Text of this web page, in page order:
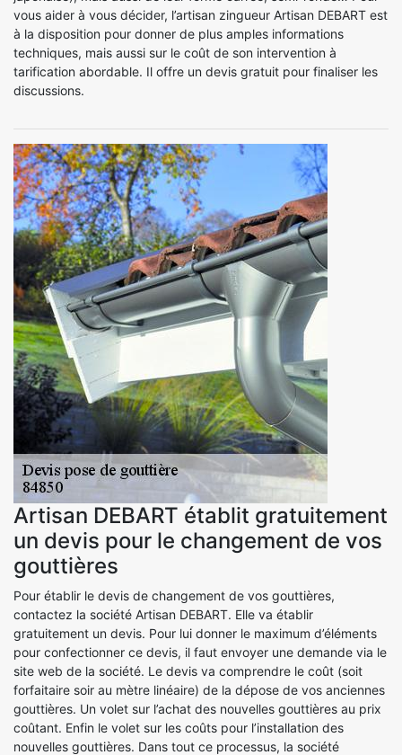
vous aider à vous décider, l’artisan zingueur Artisan DEBART est
à la disposition pour donner de plus amples informations
techniques, mais aussi sur le coût de son intervention à
tarification abordable. Il offre un devis gratuit pour finaliser les
discussions.
Artisan DEBART établit gratuitement
un devis pour le changement de vos
gouttières
Pour établir le devis de changement de vos gouttières,
contactez la société Artisan DEBART. Elle va établir
gratuitement un devis. Pour lui donner le maximum d’éléments
pour confectionner ce devis, il faut envoyer une demande via le
site web de la société. Le devis va comprendre le coût (soit
forfaitaire soir au mètre linéaire) de la dépose de vos anciennes
gouttières. Un volet sur l’achat des nouvelles gouttières au prix
coûtant. Enfin le volet sur les coûts pour l’installation des
nouvelles gouttières. Dans tout ce processus, la société